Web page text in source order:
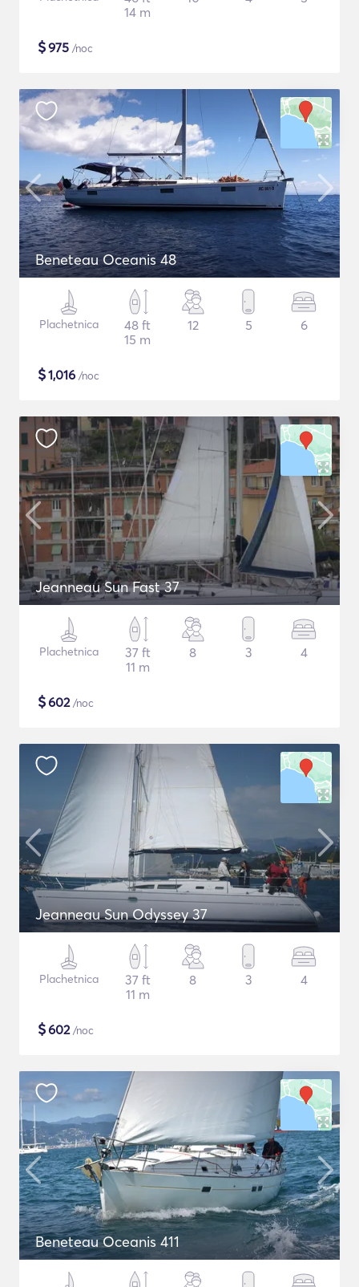
14 m
$975 /noc
Beneteau Oceanis 48
Plachetnica
48 ft
15 m
12 5 6
$1,016 /noc
Jeanneau Sun Fast 37
Plachetnica
37 ft
11 m
8 3 4
$602/noc
Jeanneau Sun Odyssey 37
Plachetnica
37 ft
11 m
8 3 4
$602/noc
Beneteau Oceanis 411